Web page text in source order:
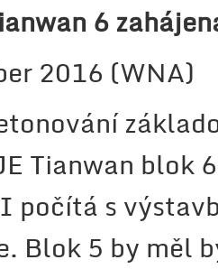
6
2016 (WNA)
Tianwan blok
s
Blok 5 by měl